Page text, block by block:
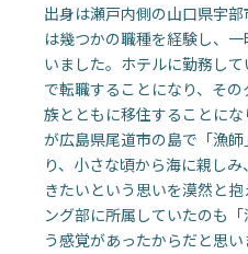
出身は瀬戸内側の山口県宇
は幾つかの職種を経験し、
いました。ホテルに勤務し
で転職することになり、そ
族とともに移住することに
が広島県尾道市の島で「漁
り、小さな頃から海に親し
きたいという思いを漠然と
ング部に所属していたのも
う感覚があったからだと思い